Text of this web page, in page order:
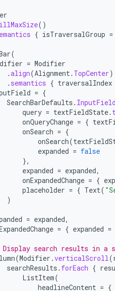
()
{ isTraversalGroup =
(
= Modifier
.align(Alignment. TopCenter)
. semantics { traversalIndex
= {
SearchBarDefaults . InputField
query = textFieldState.
onQueryChange = {
onSearch = {
onSearch(
expanded = false
},
expanded = expanded,
onExpandedChange = {
placeholder = { Text(
)
= expanded,
= { expanded =
search results in a
(Modifier .verticalScroll(
searchResults . forEach {
ListItem(
headlineContent = {